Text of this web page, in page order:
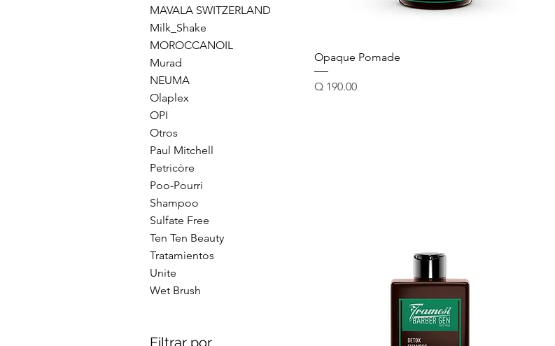
MAVALA SWITZERLAND
Milk_Shake
MOROCCANOIL
Murad
NEUMA
Olaplex
OPI
Otros
Paul Mitchell
Petricòre
Poo-Pourri
Shampoo
Sulfate Free
Ten Ten Beauty
Tratamientos
Unite
Wet Brush
Filtrar por
Opaque Pomade
Precio
Q 190.00